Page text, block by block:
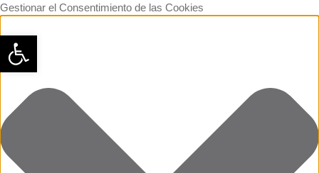
Abrir barra de herramientas
Gestionar el Consentimiento de las Cookies